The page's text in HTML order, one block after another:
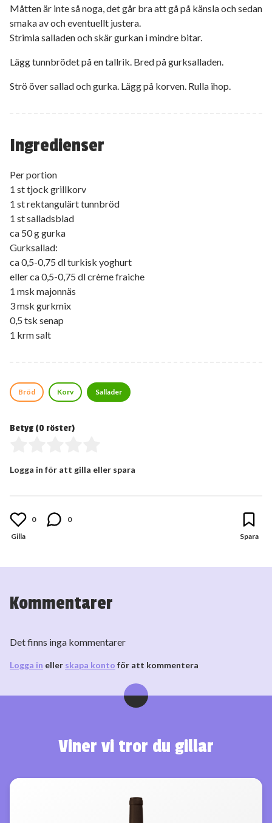
Ingredienser
Per portion
1 st tjock grillkorv
1 st rektangulärt tunnbröd
1 st salladsblad
ca 50 g gurka
Gurksallad:
ca 0,5-0,75 dl turkisk yoghurt
eller ca 0,5-0,75 dl crème fraiche
1 msk majonnäs
3 msk gurkmix
0,5 tsk senap
1 krm salt
Måtten är inte så noga, det går bra att gå på känsla och sedan
smaka av och eventuellt justera.
Strimla salladen och skär gurkan i mindre bitar.
Lägg tunnbrödet på en tallrik. Bred på gurksalladen.
Strö över sallad och gurka. Lägg på korven. Rulla ihop.
Bröd Korv Sallader
Betyg (0 röster)
Logga in för att gilla eller spara
0 0
Kommentarer
Det finns inga kommentarer
Logga in eller skapa konto för att kommentera
Viner vi tror du gillar